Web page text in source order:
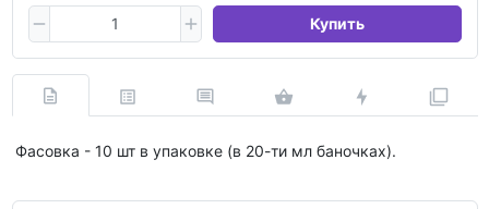
Купить
Фасовка - 10 шт в упаковке (в 20-ти мл баночках).